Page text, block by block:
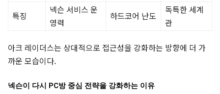
특징
넥슨 서비스 운
영력
하드코어 난도
독특한 세계
관
아크 레이더스는 상대적으로 접근성을 강화하는 방향에 더 가
까운 모습이다.
넥슨이 다시 PC방 중심 전략을 강화하는 이유